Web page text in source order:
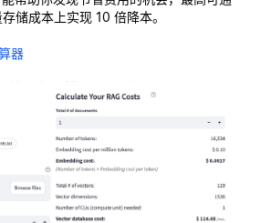
储成本上实现 10 倍降本。
器